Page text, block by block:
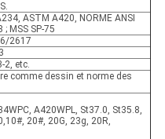
ASTM A420, NORME ANSI
MSS SP-75
2617
2, etc.
comme dessin et norme des
A420WPL, St37.0, St35.8,
20#, 20G, 23g, 20R,